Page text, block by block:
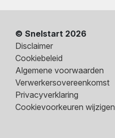
© Snelstart 2026
Disclaimer
Cookiebeleid
Algemene voorwaarden
Verwerkersovereenkomst
Privacyverklaring
Cookievoorkeuren wijzigen